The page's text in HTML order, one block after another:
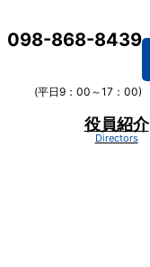
098-868-8439
(平日9：00～17：00)
役員紹介